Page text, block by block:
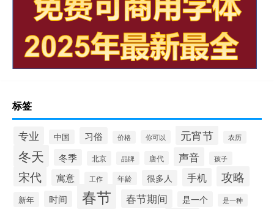
标签
专业 中国 习俗 价格 你可以 元宵节 农历
冬天 冬季 北京 品牌 唐代 声音 孩子
宋代 寓意 工作 年龄 很多人 手机 攻略
新年 时间 春节 春节期间 是一个 是一种